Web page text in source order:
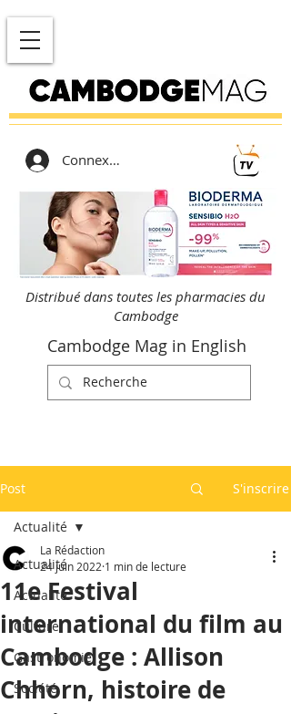
Connexion
Distribué dans toutes les pharmacies du
Cambodge
Cambodge Mag in English
Post S'inscrire
Actualité
Actualité
Culture
Gastronomie
Société
Actualité
11e Festival
international du film au
Cambodge : Allison
Chhorn, histoire de
La Rédaction
24 juin 2022 1 min de lecture